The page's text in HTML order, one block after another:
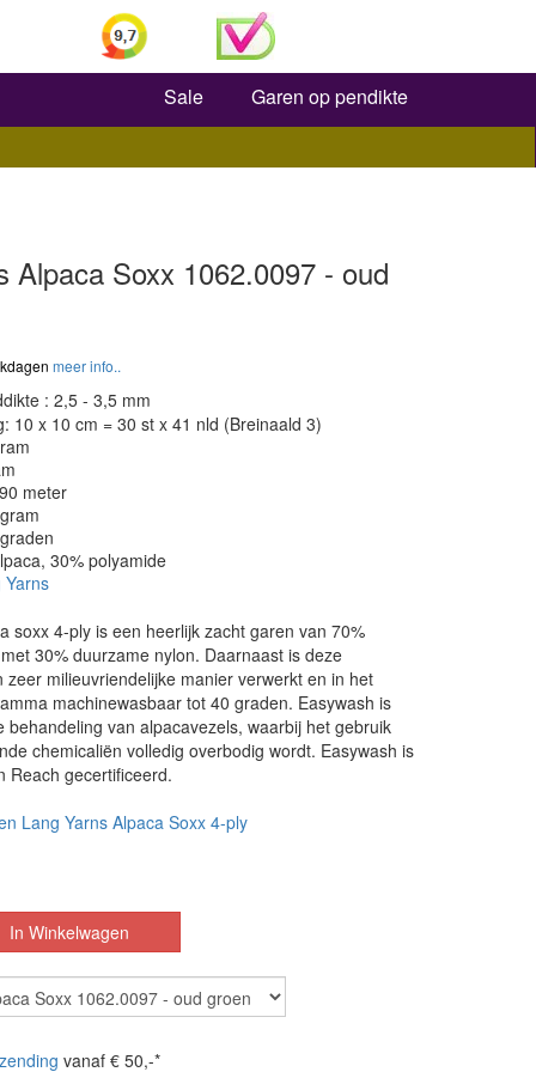
Zoeken
Sale Garen op pendikte
Alpaca Soxx 1062.0097 - oud
meer info..
: 2,5 - 3,5 mm
10 x 10 cm = 30 st x 41 nld (Breinaald 3)
meter
30% polyamide
Yarns
soxx 4-ply is een heerlijk zacht garen van 70%
30% duurzame nylon. Daarnaast is deze
zeer milieuvriendelijke manier verwerkt en in het
machinewasbaar tot 40 graden. Easywash is
behandeling van alpacavezels, waarbij het gebruik
chemicaliën volledig overbodig wordt. Easywash is
Reach gecertificeerd.
Lang Yarns Alpaca Soxx 4-ply
vanaf € 50,-*